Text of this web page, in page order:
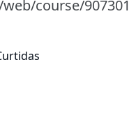
course/907301